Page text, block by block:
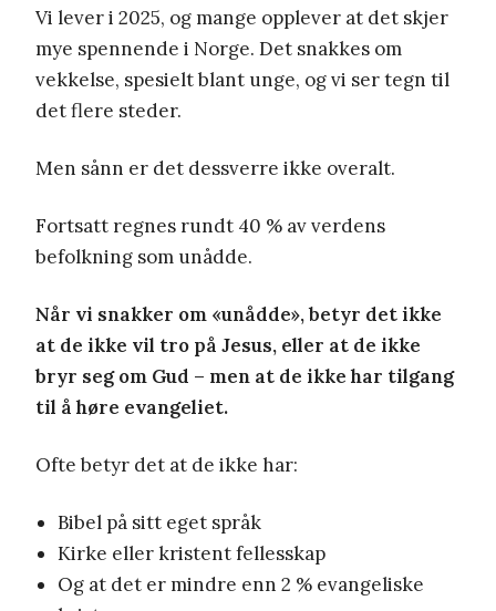
Vi lever i 2025, og mange opplever at det skjer
mye spennende i Norge. Det snakkes om
vekkelse, spesielt blant unge, og vi ser tegn til
det flere steder.
Men sånn er det dessverre ikke overalt.
Fortsatt regnes rundt 40 % av verdens
befolkning som unådde.
Når vi snakker om «unådde», betyr det ikke
at de ikke vil tro på Jesus, eller at de ikke
bryr seg om Gud – men at de ikke har tilgang
til å høre evangeliet.
Ofte betyr det at de ikke har:
Bibel på sitt eget språk
Kirke eller kristent fellesskap
Og at det er mindre enn 2 % evangeliske